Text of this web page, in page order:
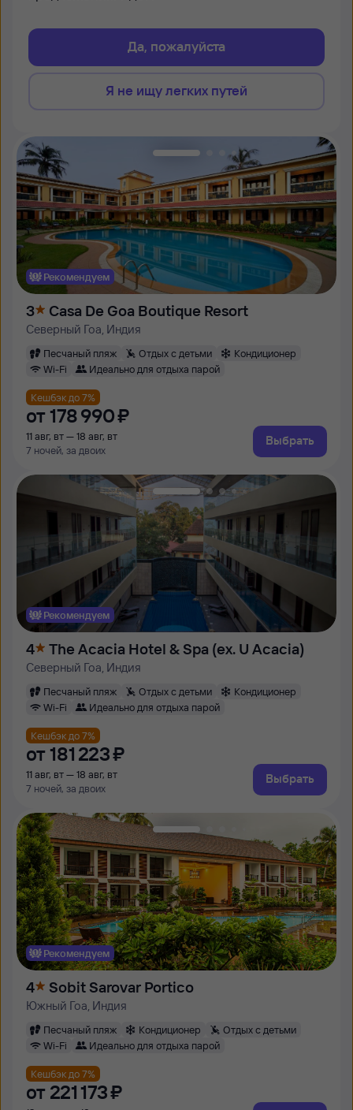
Да, пожалуйста
Я не ищу легких путей
Рекомендуем
3 Casa De Goa Boutique Resort
Северный Гоа, Индия
Песчаный пляж Отдых с детьми
Кондиционер
Wi-Fi
Идеально для отдыха парой
Кешбэк до 7%
от 178 ⁠990 ⁠₽
11 авг, вт — 18 авг, вт
7 ночей, за двоих
Выбрать
Рекомендуем
4 The Acacia Hotel & Spa (ex. U Acacia)
Северный Гоа, Индия
Песчаный пляж Отдых с детьми
Кондиционер
Wi-Fi
Идеально для отдыха парой
Кешбэк до 7%
от 181 ⁠223 ⁠₽
11 авг, вт — 18 авг, вт
7 ночей, за двоих
Выбрать
Рекомендуем
4 Sobit Sarovar Portico
Южный Гоа, Индия
Песчаный пляж Кондиционер
Отдых с детьми
Wi-Fi
Идеально для отдыха парой
Кешбэк до 7%
от 221 ⁠173 ⁠₽